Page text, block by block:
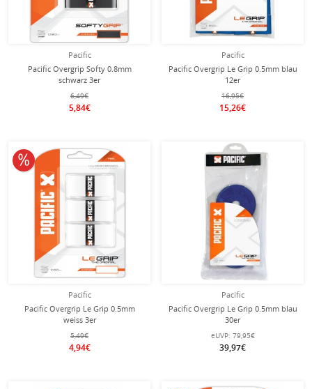
Pacific
Pacific Overgrip Softy 0.8mm
schwarz 3er
6,49€
5,84€
Pacific
Pacific Overgrip Le Grip 0.5mm blau
12er
16,95€
15,26€
Pacific
Pacific Overgrip Le Grip 0.5mm
weiss 3er
5,49€
4,94€
10% reduziert
Pacific
Pacific Overgrip Le Grip 0.5mm blau
30er
eUVP: 79,95€
39,97€